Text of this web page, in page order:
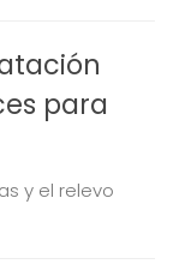
para
y el relevo